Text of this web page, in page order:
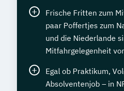
Frische Fritten zum
paar Poffertjes zum
und die Niederlande
Mitfahrgelegenheit
Egal ob Praktikum,
Absolventenjob – in